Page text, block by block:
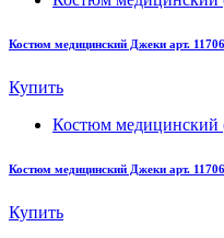
Костюм медицинский Джеки арт.
Купить
Костюм медицинский
Костюм медицинский Джеки арт.
Купить